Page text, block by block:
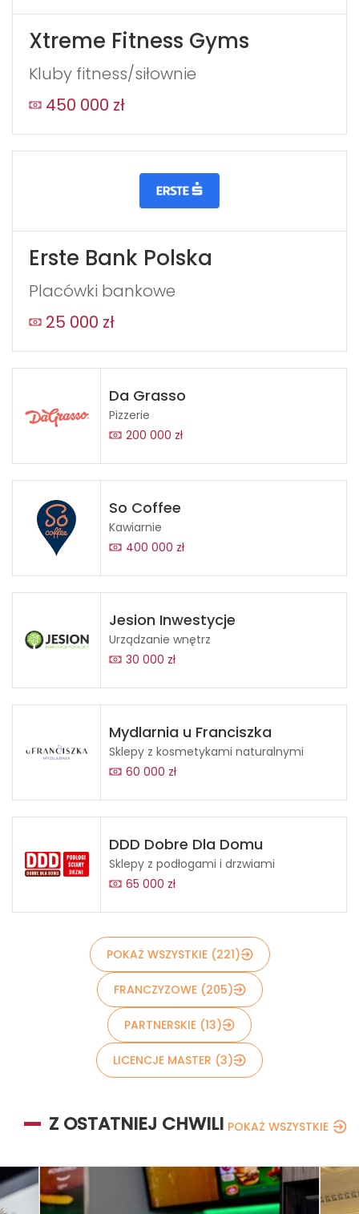
Xtreme Fitness Gyms
Kluby fitness/siłownie
450 000 zł
Erste Bank Polska
Placówki bankowe
25 000 zł
Da Grasso
Pizzerie
200 000 zł
So Coffee
Kawiarnie
400 000 zł
Jesion Inwestycje
Urządzanie wnętrz
30 000 zł
Mydlarnia u Franciszka
Sklepy z kosmetykami naturalnymi
60 000 zł
DDD Dobre Dla Domu
Sklepy z podłogami i drzwiami
65 000 zł
POKAŻ WSZYSTKIE (221)
FRANCZYZOWE (205)
PARTNERSKIE (13)
LICENCJE MASTER (3)
Z OSTATNIEJ CHWILI POKAŻ WSZYSTKIE